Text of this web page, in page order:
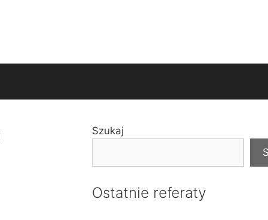
Szukaj
Ostatnie referaty